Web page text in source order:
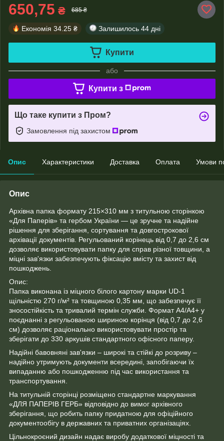
650,75 ₴ 685 ₴
Економія 34.25 ₴ Залишилось 44 дні
Купити
або
Купити з
Що таке купити з Пром?
Замовлення під захистом
Опис Характеристики Доставка Оплата Умови
Опис
Архівна папка формату 215×310 мм з титульною сторінкою
«Для Паперів» та гербом України — це зручне та надійне
рішення для зберігання, сортування та довгострокової
архівації документів. Регульований корінець від 0,7 до 2,6 см
дозволяє використовувати папку для справ різної товщини, а
міцні зав'язки забезпечують фіксацію вмісту та захист від
пошкоджень.
Опис:
Папка виконана із міцного білого картону марки UD-1
щільністю 270 г/м² та товщиною 0,35 мм, що забезпечує її
зносостійкість та тривалий термін служби. Формат A4/A4+ у
поєднанні з регульованою шириною корінця (від 0,7 до 2,6
см) дозволяє раціонально використовувати простір та
зберігати до 330 аркушів стандартного офісного паперу.
Надійні бавовняні зав'язки – широкі та стійкі до розриву –
надійно утримують документи всередині, запобігаючи їх
випаданню або пошкодженню під час використання та
транспортування.
На титульній сторінці розміщено стандартне маркування
«ДЛЯ ПАПЕРІВ ГЕРБ» відповідно до вимог архівного
зберігання, що робить папку придатною для офіційного
документообігу в державних та приватних організаціях.
Цільнокроєний дизайн надає виробу додаткової міцності та